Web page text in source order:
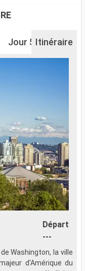
Jour 5 Jour 6
Itinéraire
Départ
---
Washington, la ville
d'Amérique du